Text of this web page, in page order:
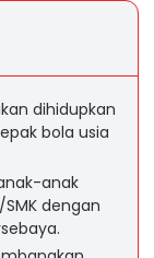
dihidupkan
bola usia
anak
SMK dengan